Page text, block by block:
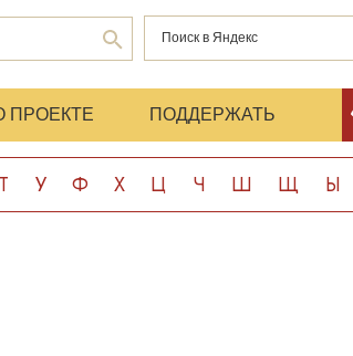
ПРОЕКТЕ ПОДДЕРЖАТЬ
Т У Ф Х Ц Ч Ш Щ Ы